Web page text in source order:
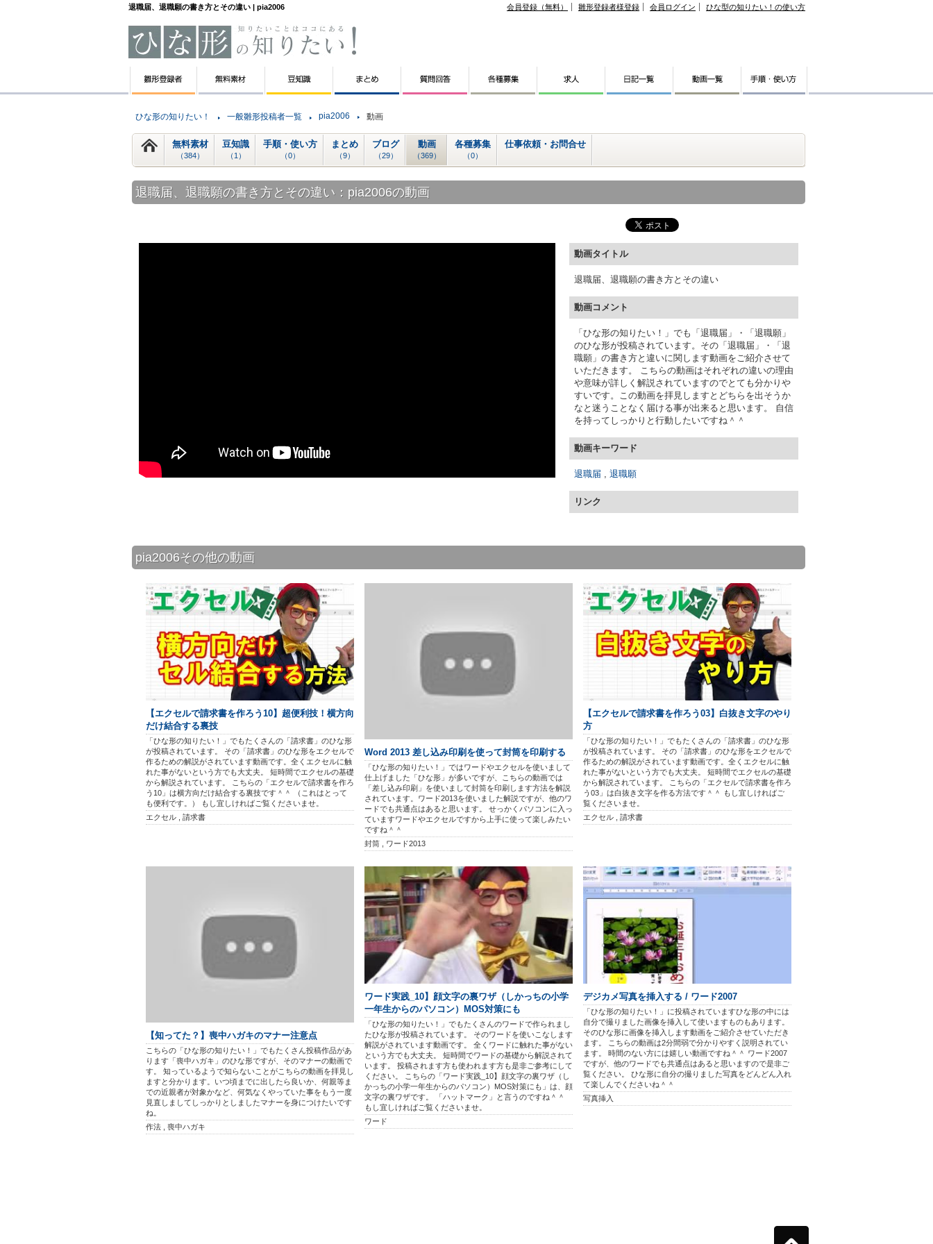
退職届、退職願の書き方とその違い | pia2006 会員登録（無料） 雛形登録者様登録 会員ログイン ひな型の知りたい！の使い方
ひな形の知りたい！ 一般雛形投稿者一覧 pia2006 動画
無料素材
（384）
豆知識
（1）
手順・使い方
（0）
まとめ
（9）
ブログ
（29）
動画
（369）
各種募集
（0）
仕事依頼・お問合せ
退職届、退職願の書き方とその違い：pia2006の動画
動画タイトル
退職届、退職願の書き方とその違い
動画コメント
「ひな形の知りたい！」でも「退職届」・「退職願」
のひな形が投稿されています。その「退職届」・「退
職願」の書き方と違いに関します動画をご紹介させて
いただきます。 こちらの動画はそれぞれの違いの理由
や意味が詳しく解説されていますのでとても分かりや
すいです。この動画を拝見しますとどちらを出そうか
なと迷うことなく届ける事が出来ると思います。 自信
を持ってしっかりと行動したいですね＾＾
動画キーワード
退職届 , 退職願
リンク
pia2006その他の動画
【エクセルで請求書を作ろう10】超便利技！横方向
だけ結合する裏技
「ひな形の知りたい！」でもたくさんの「請求書」のひな形
が投稿されています。 その「請求書」のひな形をエクセルで
作るための解説がされています動画です。全くエクセルに触
れた事がないという方でも大丈夫。 短時間でエクセルの基礎
から解説されています。 こちらの「エクセルで請求書を作ろ
う10」は横方向だけ結合する裏技です＾＾ （これはとって
も便利です。） もし宜しければご覧くださいませ。
エクセル , 請求書
Word 2013 差し込み印刷を使って封筒を印刷する
「ひな形の知りたい！」ではワードやエクセルを使いまして
仕上げました「ひな形」が多いですが、こちらの動画では
「差し込み印刷」を使いまして封筒を印刷します方法を解説
されています。ワード2013を使いました解説ですが、他のワ
ードでも共通点はあると思います。 せっかくパソコンに入っ
ていますワードやエクセルですから上手に使って楽しみたい
ですね＾＾
封筒 , ワード2013
【エクセルで請求書を作ろう03】白抜き文字のやり
方
「ひな形の知りたい！」でもたくさんの「請求書」のひな形
が投稿されています。 その「請求書」のひな形をエクセルで
作るための解説がされています動画です。全くエクセルに触
れた事がないという方でも大丈夫。 短時間でエクセルの基礎
から解説されています。 こちらの「エクセルで請求書を作ろ
う03」は白抜き文字を作る方法です＾＾ もし宜しければご
覧くださいませ。
エクセル , 請求書
【知ってた？】喪中ハガキのマナー注意点
こちらの「ひな形の知りたい！」でもたくさん投稿作品があ
ります「喪中ハガキ」のひな形ですが、そのマナーの動画で
す。 知っているようで知らないことがこちらの動画を拝見し
ますと分かります。いつ頃までに出したら良いか、何親等ま
での近親者が対象かなど、何気なくやっていた事をもう一度
見直しましてしっかりとしましたマナーを身につけたいです
ね。
作法 , 喪中ハガキ
ワード実践_10】顔文字の裏ワザ（しかっちの小学
一年生からのパソコン）MOS対策にも
「ひな形の知りたい！」でもたくさんのワードで作られまし
たひな形が投稿されています。 そのワードを使いこなします
解説がされています動画です。 全くワードに触れた事がない
という方でも大丈夫。 短時間でワードの基礎から解説されて
います。 投稿されます方も使われます方も是非ご参考にして
ください。 こちらの「ワード実践_10】顔文字の裏ワザ（し
かっちの小学一年生からのパソコン）MOS対策にも」は、顔
文字の裏ワザです。 「ハットマーク」と言うのですね＾＾
もし宜しければご覧くださいませ。
ワード
デジカメ写真を挿入する / ワード2007
「ひな形の知りたい！」に投稿されていますひな形の中には
自分で撮りました画像を挿入して使いますものもあります。
そのひな形に画像を挿入します動画をご紹介させていただき
ます。 こちらの動画は2分間弱で分かりやすく説明されてい
ます。 時間のない方には嬉しい動画ですね＾＾ ワード2007
ですが、他のワードでも共通点はあると思いますので是非ご
覧ください。 ひな形に自分の撮りました写真をどんどん入れ
て楽しんでくださいね＾＾
写真挿入